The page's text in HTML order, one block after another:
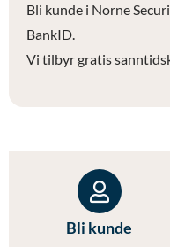
Bli kunde i Norne
BankID.
Vi tilbyr gratis
Bli kunde